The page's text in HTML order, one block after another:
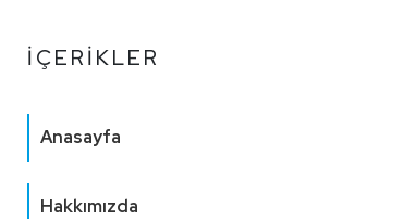
İÇERİKLER
Anasayfa
Hakkımızda